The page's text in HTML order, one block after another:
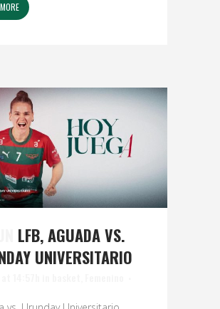
LFB, AGUADA VS.
UNIVERSITARIO